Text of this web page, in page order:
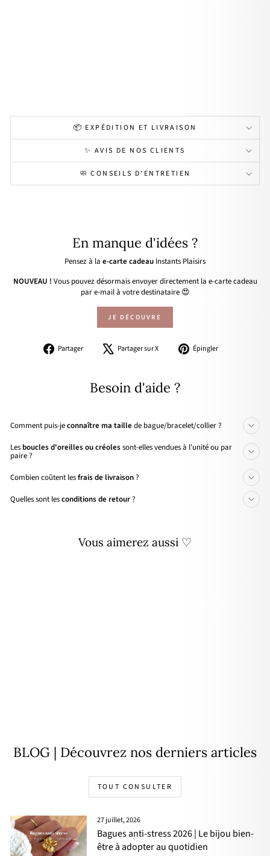
📦 EXPÉDITION ET LIVRAISON
✨ AVIS DE NOS CLIENTS
🧼 CONSEILS D'ENTRETIEN
En manque d'idées ?
Pensez à la e-carte cadeau Instants Plaisirs
NOUVEAU ! Vous pouvez désormais envoyer directement la e-carte cadeau
par e-mail à votre destinataire 😍
JE DÉCOUVRE
Partager
PartagerPartager sur X
Tweeter Épingler
Besoin d'aide ?
Comment puis-jeconnaître ma taille de bague/bracelet/collier ?
Les boucles d'oreilles ou créolessont-elles vendues à l'unité ou par
paire ?
Combien coûtent lesfrais de livraison?
Quelles sont lesconditions de retour?
Vous aimerez aussi ♡
BLOG | Découvrez nos derniers articles
TOUT CONSULTER
27 juillet, 2026
Bagues anti-stress 2026 | Le bijou bien-
être à adopter au quotidien